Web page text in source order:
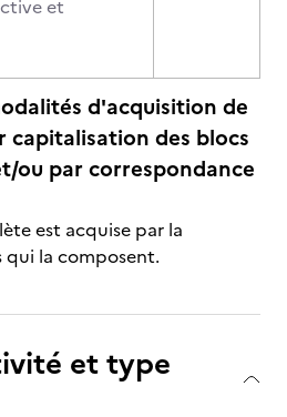
et
d'acquisition de
des blocs
ou par correspondance
est acquise par la
la composent.
et type